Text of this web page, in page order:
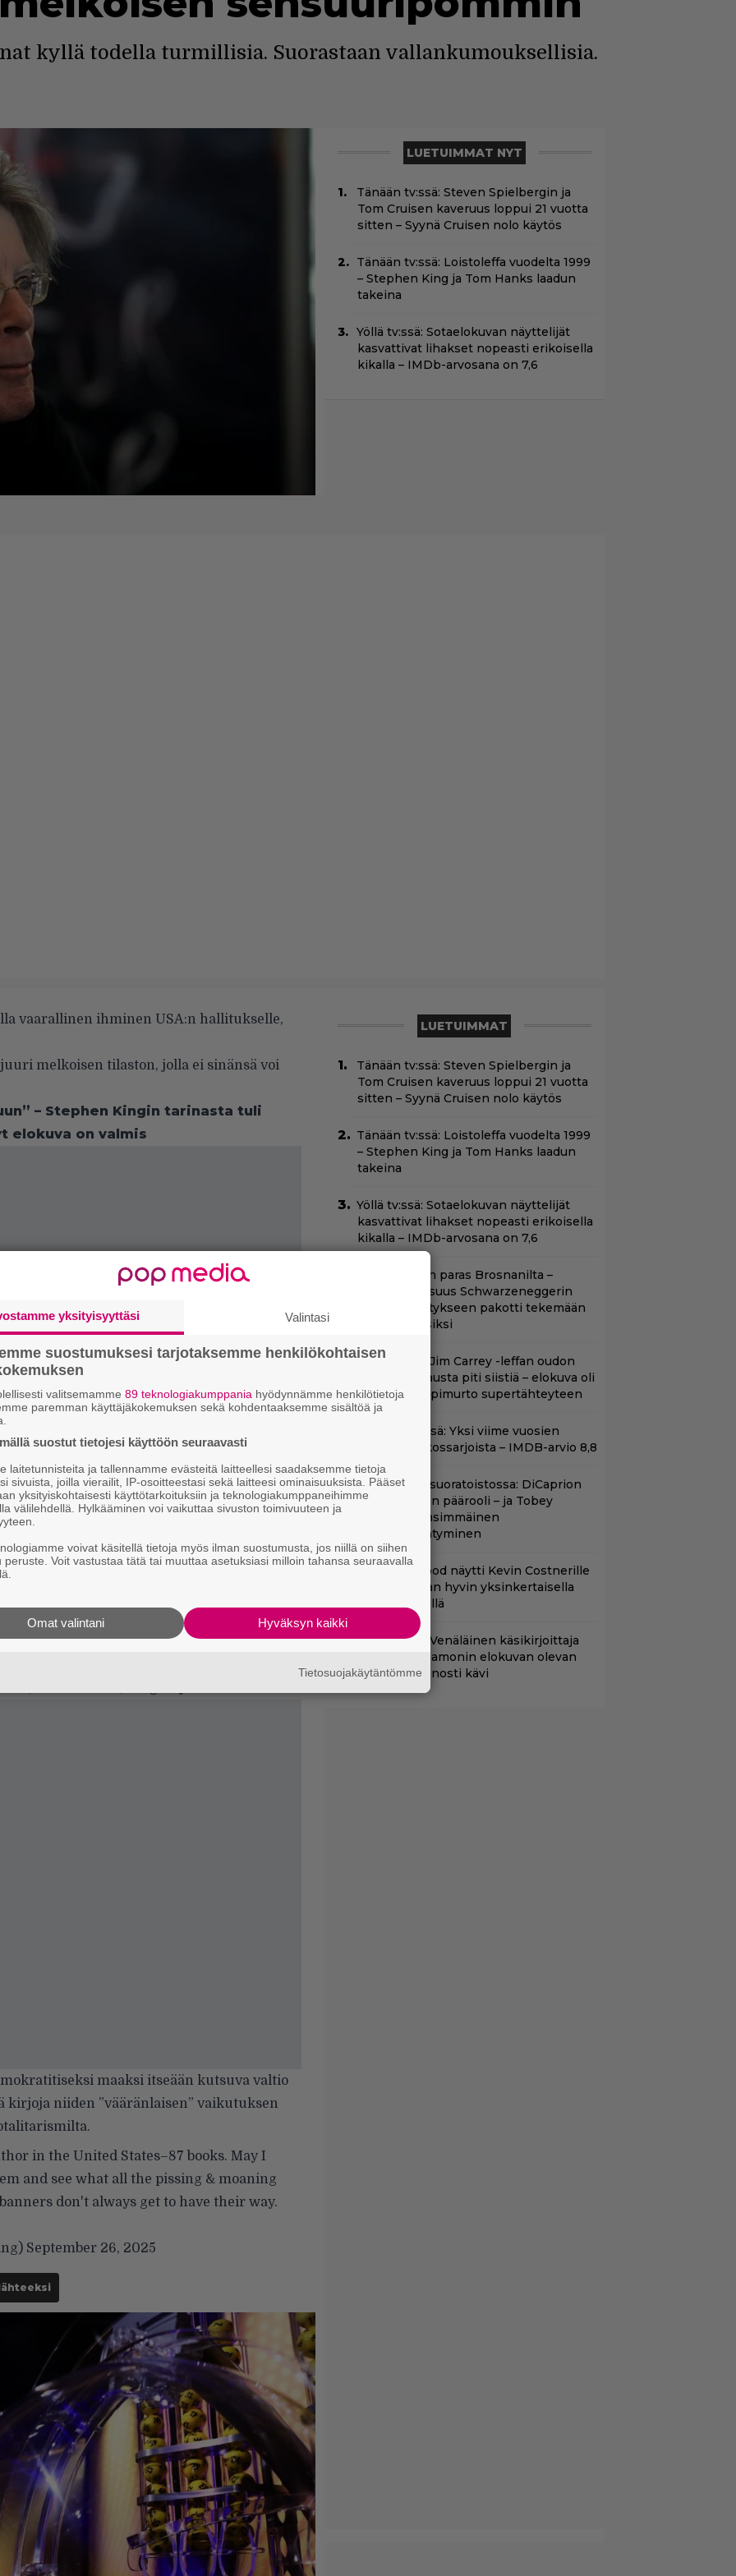
kyllä todella turmillisia. Suorastaan vallankumouksellisia.
LUETUIMMAT NYT
Tänään tv:ssä: Steven Spielbergin ja
Tom Cruisen kaveruus loppui 21 vuotta
sitten – Syynä Cruisen nolo käytös
Tänään tv:ssä: Loistoleffa vuodelta 1999
– Stephen King ja Tom Hanks laadun
takeina
Yöllä tv:ssä: Sotaelokuvan näyttelijät
kasvattivat lihakset nopeasti erikoisella
kikalla – IMDb-arvosana on 7,6
vaarallinen ihminen USA:n hallitukselle,
melkoisen tilaston, jolla ei sinänsä voi
– Stephen Kingin tarinasta tuli
elokuva on valmis
työstetään elokuvaksi – Mukana
kirjailija. 87 hänen kirjaansa on
kirjailija. 87 kirjaa. Saanko ehdottaa,
mistä kaikesta kitinässä ja valituksessa
maaksi itseään kutsuva valtio
kirjoja niiden ”vääränlaisen” vaikutuksen
in the United States–87 books. May I
and see what all the pissing & moaning
don't always get to have their way.
September 26, 2025
LUETUIMMAT
Tänään tv:ssä: Steven Spielbergin ja
Tom Cruisen kaveruus loppui 21 vuotta
sitten – Syynä Cruisen nolo käytös
Tänään tv:ssä: Loistoleffa vuodelta 1999
– Stephen King ja Tom Hanks laadun
takeina
Yöllä tv:ssä: Sotaelokuvan näyttelijät
kasvattivat lihakset nopeasti erikoisella
kikalla – IMDb-arvosana on 7,6
Illan Bond on paras Brosnanilta –
samankaltaisuus Schwarzeneggerin
toimintatykitykseen pakotti tekemään
kässärin uusiksi
Illalla tv:ssä: Jim Carrey -leffan oudon
raakaa kohtausta piti siistiä – elokuva oli
koomikon läpimurto supertähteyteen
Nyt Netflixissä: Yksi viime vuosien
parhaista rikossarjoista – IMDB-arvio 8,8
Huippuleffa suoratoistossa: DiCaprion
ensimmäinen päärooli – ja Tobey
Maguiren ensimmäinen
elokuvaesiintyminen
Clint Eastwood näytti Kevin Costnerille
kaapin paikan hyvin yksinkertaisella
toimenpiteellä
Illalla tv:ssä: Venäläinen käsikirjoittaja
väitti Matt Damonin elokuvan olevan
hänen – huonosti kävi
yksityisyyttäsi Valintasi
suostumuksesi tarjotaksemme henkilökohtaisen
valitsemamme 89 teknologiakumppania hyödynnämme henkilötietoja
paremman käyttäjäkokemuksen sekä kohdentaaksemme sisältöä ja
suostut tietojesi käyttöön seuraavasti
laitetunnisteita ja tallennamme evästeitä laitteellesi saadaksemme tietoja
sivuista, joilla vierailit, IP-osoitteestasi sekä laitteesi ominaisuuksista. Pääset
yksityiskohtaisesti käyttötarkoituksiin ja teknologiakumppaneihimme
välilehdellä. Hylkääminen voi vaikuttaa sivuston toimivuuteen ja
voivat käsitellä tietoja myös ilman suostumusta, jos niillä on siihen
peruste. Voit vastustaa tätä tai muuttaa asetuksiasi milloin tahansa seuraavalla
Hyväksyn kaikki
Omat valintani
Tietosuojakäytäntömme